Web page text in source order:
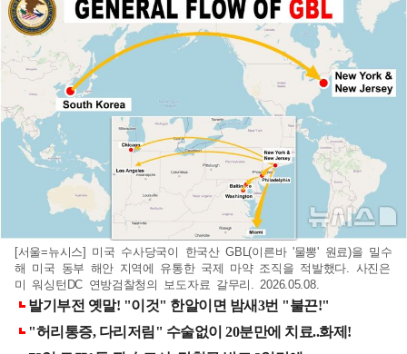
[서울=뉴시스] 미국 수사당국이 한국산 GBL(이른바 '물뽕' 원료)을 밀수
해 미국 동부 해안 지역에 유통한 국제 마약 조직을 적발했다. 사진은
미 워싱턴DC 연방검찰청의 보도자료 갈무리. 2026.05.08.